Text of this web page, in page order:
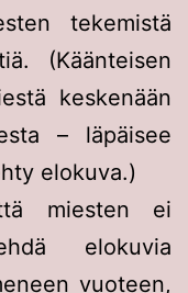
tekemistä
(Käänteisen
keskenään
– läpäisee
elokuva.)
miesten ei
elokuvia
vuoteen,